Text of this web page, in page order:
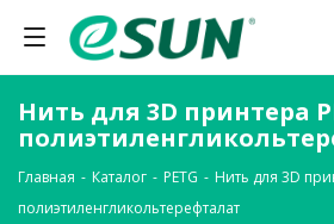
Нить для 3D принтера
Главная - Каталог - PETG - Нить для 3D
полиэтиленгликольтерефталат